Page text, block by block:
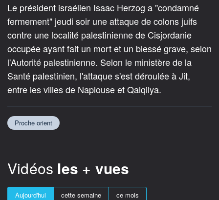
Le président israélien Isaac Herzog a "condamné
fermement" jeudi soir une attaque de colons juifs
contre une localité palestinienne de Cisjordanie
occupée ayant fait un mort et un blessé grave, selon
l'Autorité palestinienne. Selon le ministère de la
Santé palestinien, l'attaque s'est déroulée à Jit,
entre les villes de Naplouse et Qalqilya.
Proche orient
Vidéos les + vues
Aujourd'hui cette semaine ce mois